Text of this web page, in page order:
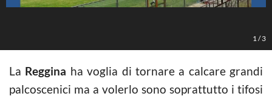
1 /3
La Reggina ha voglia di tornare a calcare grandi
palcoscenici ma a volerlo sono soprattutto i tifosi